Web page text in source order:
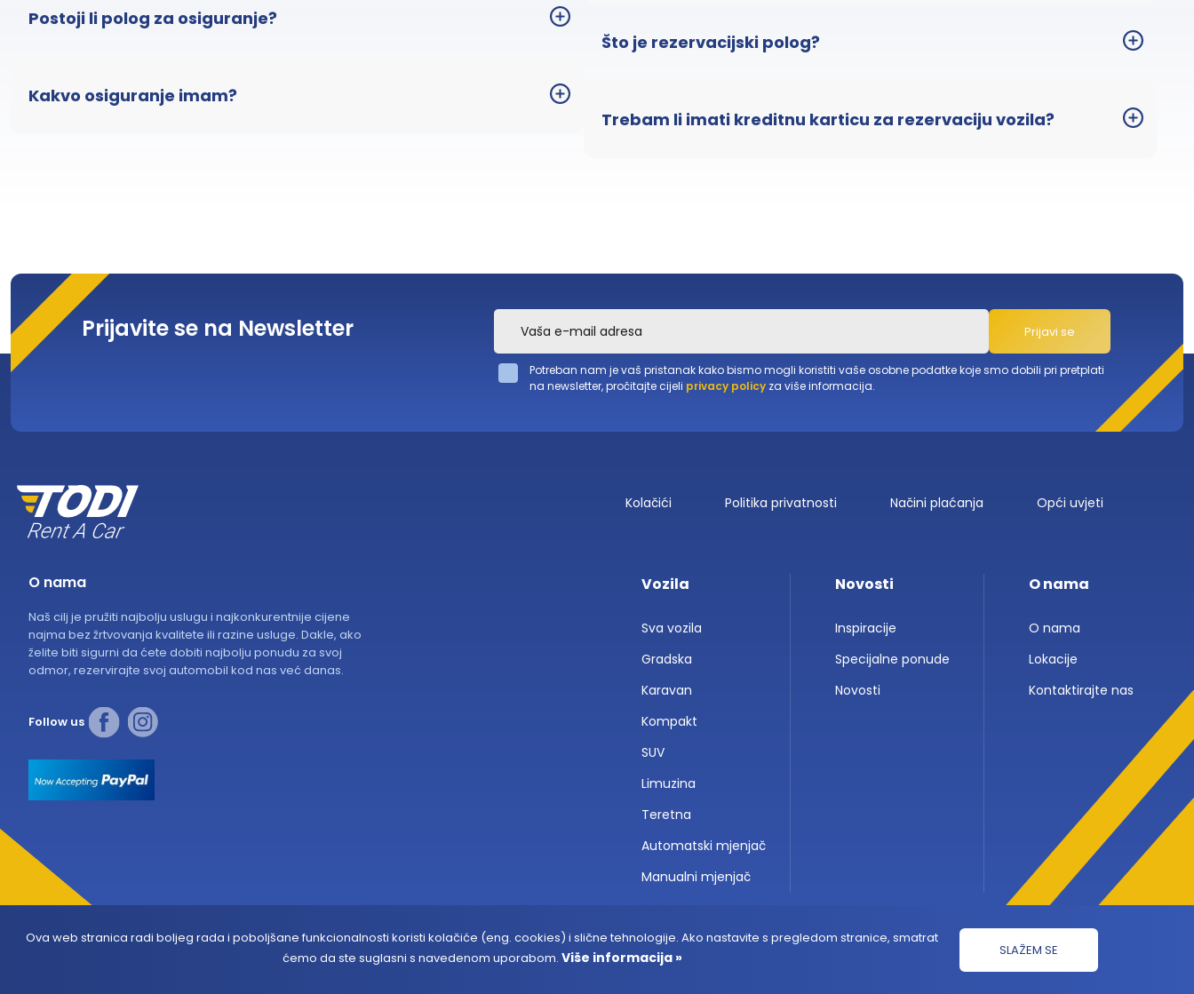
Postoji li polog za osiguranje?
Kakvo osiguranje imam?
Što je rezervacijski polog?
Trebam li imati kreditnu karticu za rezervaciju vozila?
Prijavite se na Newsletter Prijavi se
Potreban nam je vaš pristanak kako bismo mogli koristiti vaše osobne podatke koje smo dobili pri pretplati
na newsletter, pročitajte cijeli privacy policy za više informacija.
Kolačići Politika privatnosti Načini plaćanja Opći uvjeti
O nama
Naš cilj je pružiti najbolju uslugu i najkonkurentnije cijene
najma bez žrtvovanja kvalitete ili razine usluge. Dakle, ako
želite biti sigurni da ćete dobiti najbolju ponudu za svoj
odmor, rezervirajte svoj automobil kod nas već danas.
Follow us
Vozila
Sva vozila
Gradska
Karavan
Kompakt
SUV
Limuzina
Teretna
Automatski mjenjač
Manualni mjenjač
Novosti
Inspiracije
Specijalne ponude
Novosti
O nama
O nama
Lokacije
Kontaktirajte nas
Developed by
Ova web stranica radi boljeg rada i poboljšane funkcionalnosti koristi kolačiće (eng. cookies) i slične tehnologije. Ako nastavite s pregledom stranice, smatrat
ćemo da ste suglasni s navedenom uporabom. Više informacija » SLAŽEM SE